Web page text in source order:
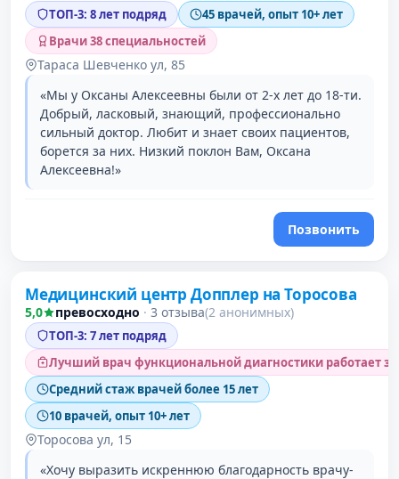
ТОП-3: 8 лет подряд
45 врачей, опыт 10+ лет
Врачи 38 специальностей
Тараса Шевченко ул, 85
«Мы у Оксаны Алексеевны были от 2-х лет до 18-ти.
Добрый, ласковый, знающий, профессионально
сильный доктор. Любит и знает своих пациентов,
борется за них. Низкий поклон Вам, Оксана
Алексеевна!»
Позвонить
3 место в рейтинге
Медицинский центр Допплер на Торосова
5,0 превосходно · 3 отзыва(2 анонимных)
ТОП-3: 7 лет подряд
Лучший врач функциональной диагностики работает
Средний стаж врачей более 15 лет
10 врачей, опыт 10+ лет
Торосова ул, 15
«Хочу выразить искреннюю благодарность врачу-